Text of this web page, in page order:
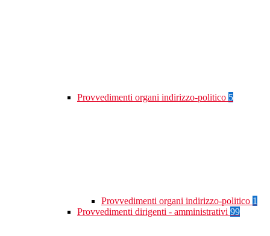
Provvedimenti organi indirizzo-politico 5
Provvedimenti organi indirizzo-politico 1
Provvedimenti dirigenti - amministrativi 99